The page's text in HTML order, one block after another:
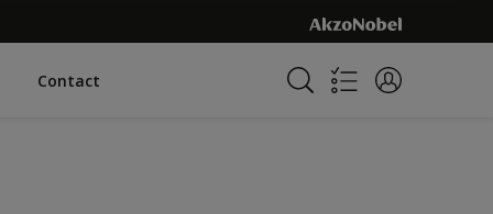
Contact